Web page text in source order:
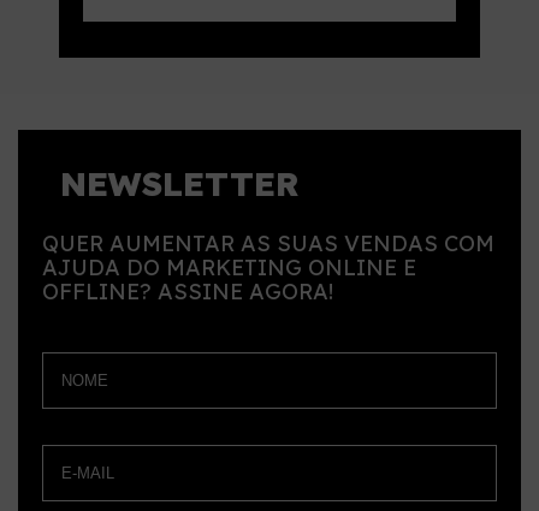
NEWSLETTER
QUER AUMENTAR AS SUAS VENDAS COM
AJUDA DO MARKETING ONLINE E
OFFLINE? ASSINE AGORA!